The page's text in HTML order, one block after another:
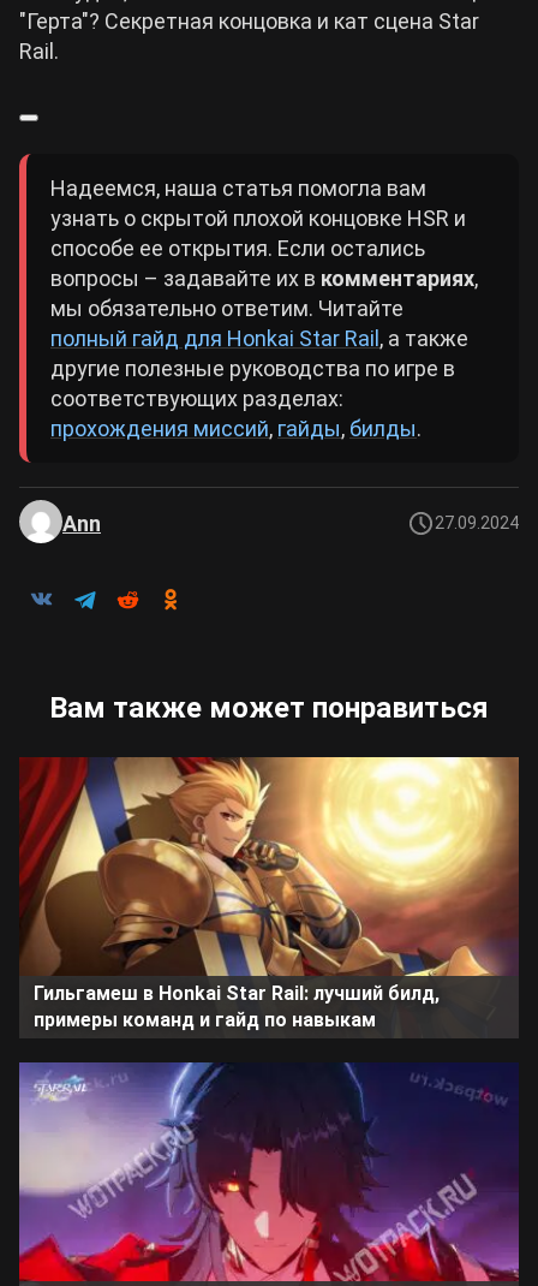
"Герта"? Секретная концовка и кат сцена Star
Rail.
Надеемся, наша статья помогла вам
узнать о скрытой плохой концовке HSR и
способе ее открытия. Если остались
вопросы – задавайте их в комментариях,
мы обязательно ответим. Читайте
полный гайд для Honkai Star Rail , а также
другие полезные руководства по игре в
соответствующих разделах:
прохождения миссий, гайды, билды.
Ann 27.09.2024
Вам также может понравиться
Гильгамеш в Honkai Star Rail: лучший билд,
примеры команд и гайд по навыкам